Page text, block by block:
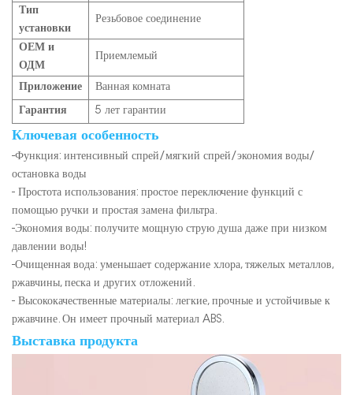
Тип
установки
Резьбовое соединение
ОЕМ и
ОДМ
Приемлемый
Приложение Ванная комната
Гарантия 5 лет гарантии
Ключевая особенность
-Функция: интенсивный спрей/мягкий спрей/экономия воды/
остановка воды
- Простота использования: простое переключение функций с
помощью ручки и простая замена фильтра.
-Экономия воды: получите мощную струю душа даже при низком
давлении воды!
-Очищенная вода: уменьшает содержание хлора, тяжелых металлов,
ржавчины, песка и других отложений.
- Высококачественные материалы: легкие, прочные и устойчивые к
ржавчине. Он имеет прочный материал ABS.
Выставка продукта